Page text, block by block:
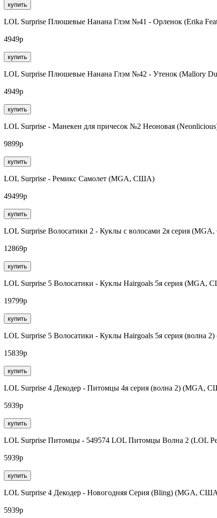
купить
LOL Surprise Плюшевые Нанана Глэм №41 - Орленок (Erika
4949р
купить
LOL Surprise Плюшевые Нанана Глэм №42 - Утенок (Mallory
4949р
купить
LOL Surprise - Манекен для причесок №2 Неоновая
9899р
купить
LOL Surprise - Ремикс Самолет (MGA, США)
49499р
купить
LOL Surprise Волосатики 2 - Куклы с волосами 2я серия
12869р
купить
LOL Surprise 5 Волосатики - Куклы Hairgoals 5я серия (MGA,
19799р
купить
LOL Surprise 5 Волосатики - Куклы Hairgoals 5я серия (волна
15839р
купить
LOL Surprise 4 Декодер - Питомцы 4я серия (волна 2) (MGA,
5939р
купить
LOL Surprise Питомцы - 549574 LOL Питомцы Волна 2 (LOL
5939р
купить
LOL Surprise 4 Декодер - Новогодняя Серия (Bling) (MGA,
5939р